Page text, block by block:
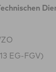
EG-FGV)